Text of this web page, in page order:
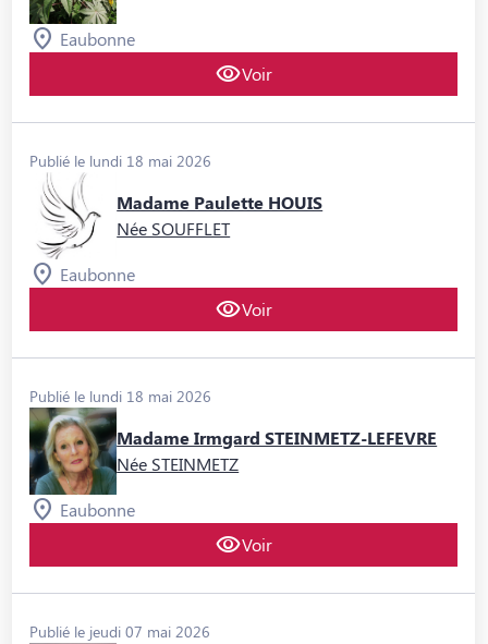
Eaubonne
Voir
Publié le lundi 18 mai 2026
Madame Paulette HOUIS
Née SOUFFLET
Eaubonne
Voir
Publié le lundi 18 mai 2026
Madame Irmgard STEINMETZ-LEFEVRE
Née STEINMETZ
Eaubonne
Voir
Publié le jeudi 07 mai 2026